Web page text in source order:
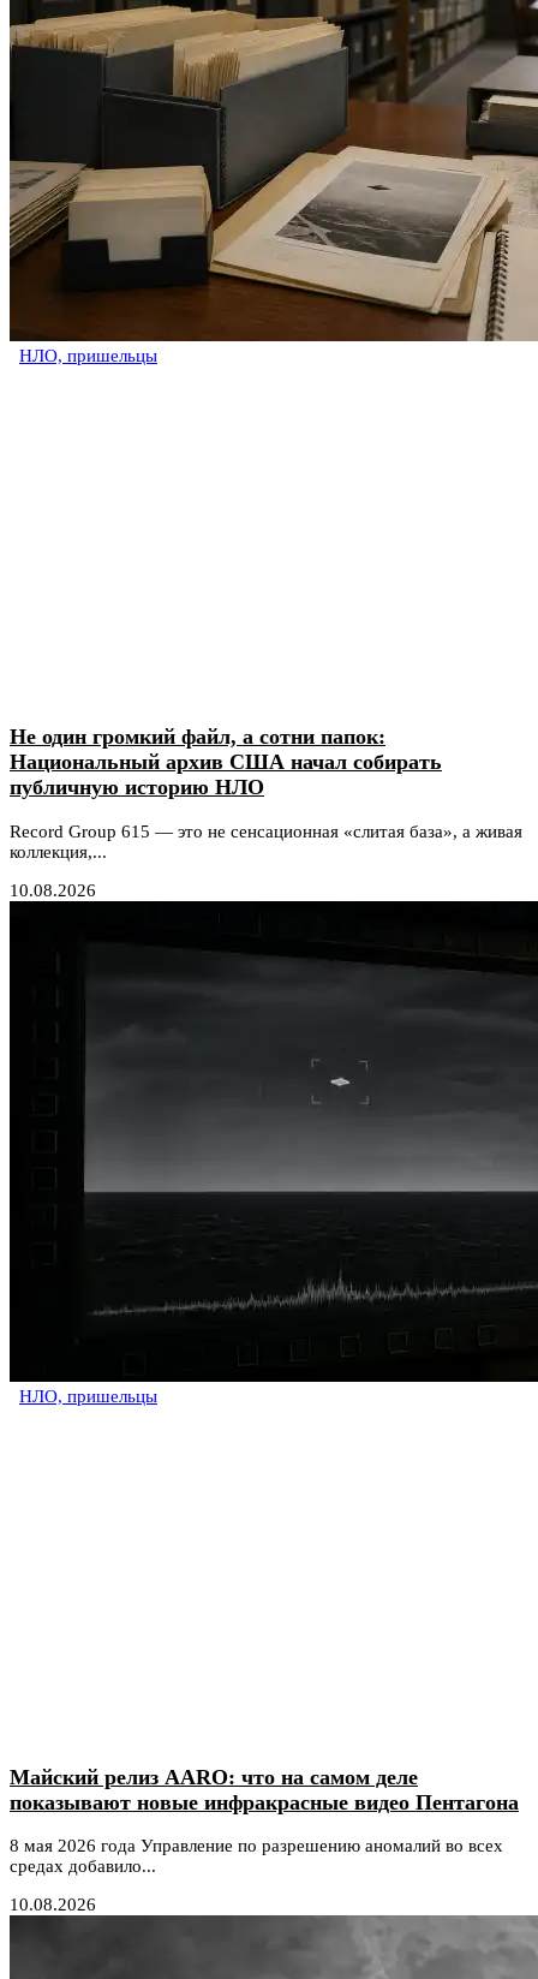
НЛО, пришельцы
Не один громкий файл, а сотни папок:
Национальный архив США начал собирать
публичную историю НЛО
Record Group 615 — это не сенсационная «слитая база», а живая
коллекция,...
10.08.2026
НЛО, пришельцы
Майский релиз AARO: что на самом деле
показывают новые инфракрасные видео Пентагона
8 мая 2026 года Управление по разрешению аномалий во всех
средах добавило...
10.08.2026